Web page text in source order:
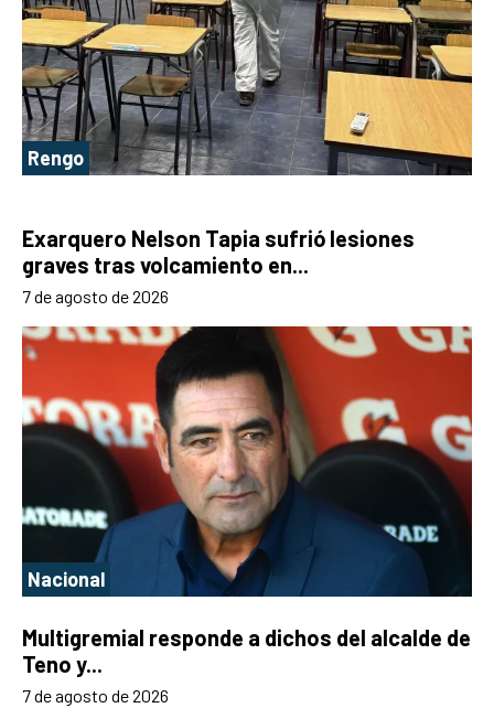
Rengo
Exarquero Nelson Tapia sufrió lesiones
graves tras volcamiento en...
7 de agosto de 2026
Nacional
Multigremial responde a dichos del alcalde de
Teno y...
7 de agosto de 2026